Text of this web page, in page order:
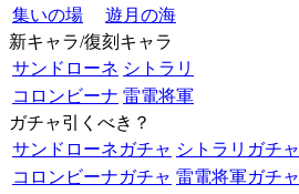
集いの場
遊月の海
新キャラ/復刻キャラ
サンドローネ シトラリ
コロンビーナ 雷電将軍
ガチャ引くべき？
サンドローネガチャ シトラリガチャ
コロンビーナガチャ 雷電将軍ガチャ